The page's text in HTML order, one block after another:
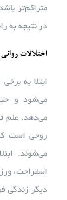
متراکم‌تر
در نتیجه به
اختلالات
ابتلا به
می‌شود و
می‌دهد. علم
روحی است
می‌شوند.
استراحت،
دیگر زندگی